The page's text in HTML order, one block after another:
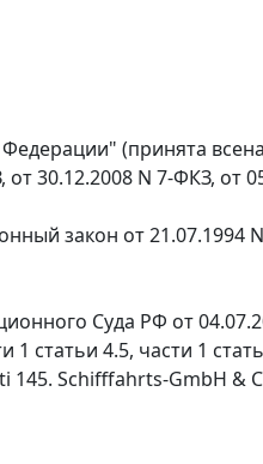
(принята
от 30.12.2008 N 7-ФКЗ, от
закон от
Суда РФ от
1 статьи 4.5, части 1
Schifffahrts-GmbH &